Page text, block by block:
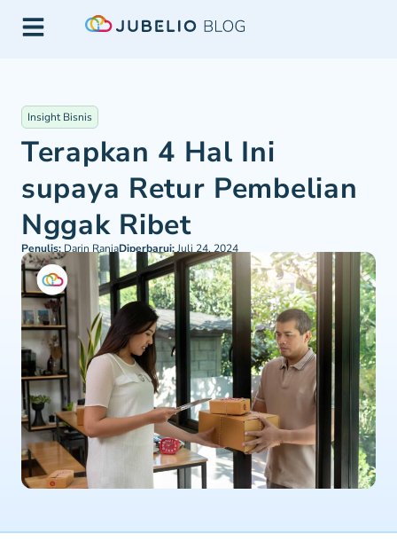
Insight Bisnis
Terapkan 4 Hal Ini
supaya Retur Pembelian
Nggak Ribet
Penulis: Darin RaniaDiperbarui:Juli 24, 2024